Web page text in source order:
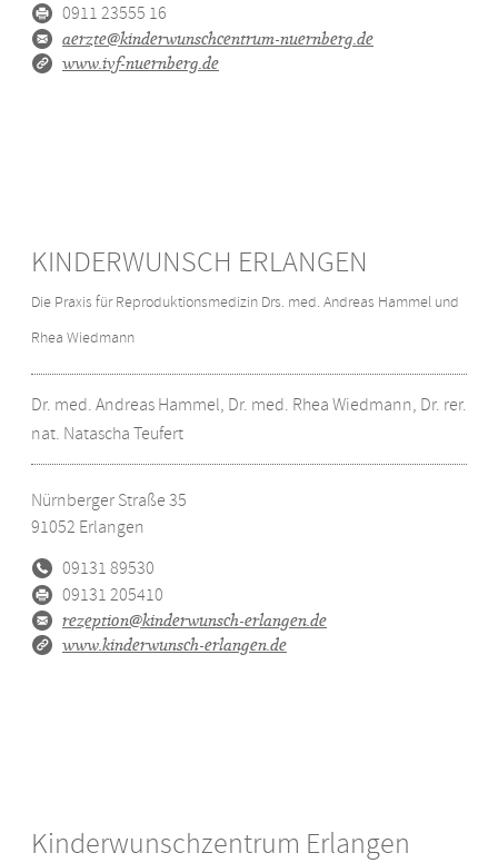
0911 23555 16
aerzte@kinderwunschcentrum-nuernberg.de
www.ivf-nuernberg.de
KINDERWUNSCH ERLANGEN
Die Praxis für Reproduktionsmedizin Drs. med. Andreas Hammel und
Rhea Wiedmann
Dr. med. Andreas Hammel, Dr. med. Rhea Wiedmann, Dr. rer.
nat. Natascha Teufert
Nürnberger Straße 35
91052 Erlangen
09131 89530
09131 205410
rezeption@kinderwunsch-erlangen.de
www.kinderwunsch-erlangen.de
Kinderwunschzentrum Erlangen